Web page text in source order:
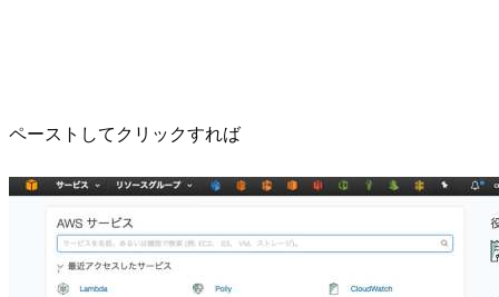
ペーストしてクリックすれば